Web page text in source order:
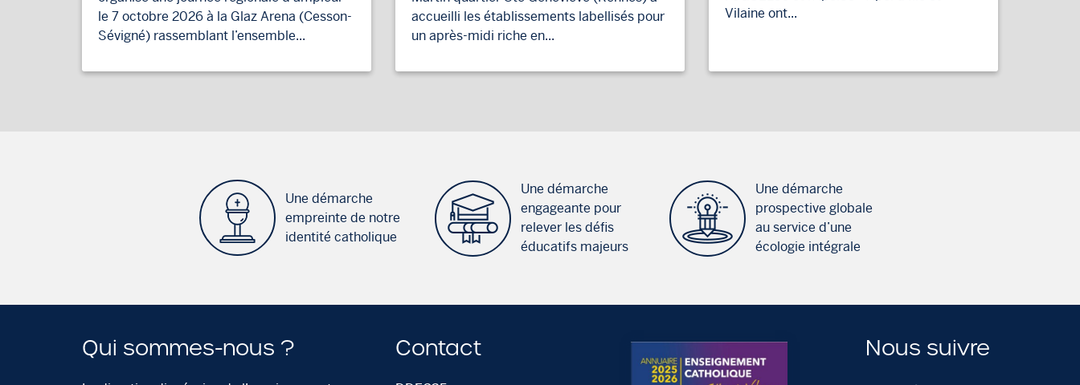
le 7 octobre 2026 à la Glaz Arena (Cesson-
Sévigné) rassemblant l’ensemble...
accueilli les établissements labellisés pour
un après-midi riche en...
Vilaine ont...
Une démarche
empreinte de notre
identité catholique
Une démarche
engageante pour
relever les défis
éducatifs majeurs
Une démarche
prospective globale
au service d’une
écologie intégrale
Qui sommes-nous ? Contact Nous suivre